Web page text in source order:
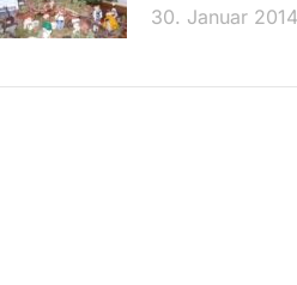
30. Januar 2014